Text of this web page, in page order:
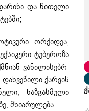
და წითელი
ორქიდეა,
ტუბეროზა
ვანილისებრ
ქარვის
ხაზგასმული
მხიარულება.